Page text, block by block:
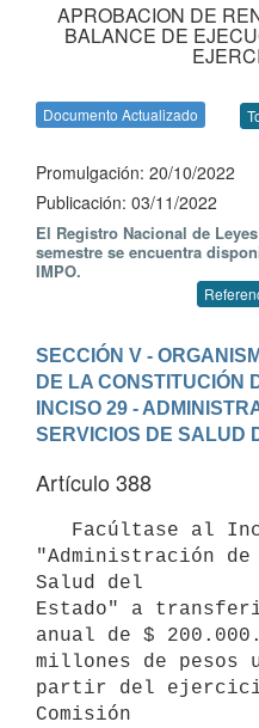
APROBACION DE
BALANCE DE
Documento Actualizado
Promulgación: 20/10/2022
Publicación: 03/11/2022
El Registro Nacional de
semestre se encuentra
IMPO.
SECCIÓN V -
DE LA CONSTITUCIÓN
INCISO 29 -
SERVICIOS DE SALUD
Artículo 388
"Administración
Salud del
Estado" a
anual de $
millones de pesos
partir del
Comisión